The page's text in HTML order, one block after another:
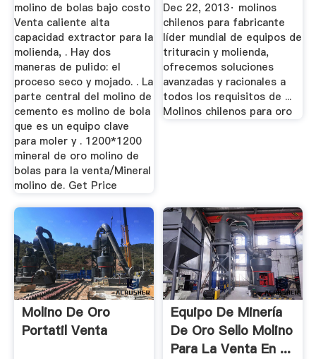
molino de bolas bajo costo
Venta caliente alta
capacidad extractor para la
molienda, . Hay dos
maneras de pulido: el
proceso seco y mojado. . La
parte central del molino de
cemento es molino de bola
que es un equipo clave
para moler y . 1200*1200
mineral de oro molino de
bolas para la venta/Mineral
molino de. Get Price
Dec 22, 2013· molinos
chilenos para fabricante
líder mundial de equipos de
trituracin y molienda,
ofrecemos soluciones
avanzadas y racionales a
todos los requisitos de ...
Molinos chilenos para oro
Molino De Oro
Portatil Venta
Equipo De Minería
De Oro Sello Molino
Para La Venta En ...